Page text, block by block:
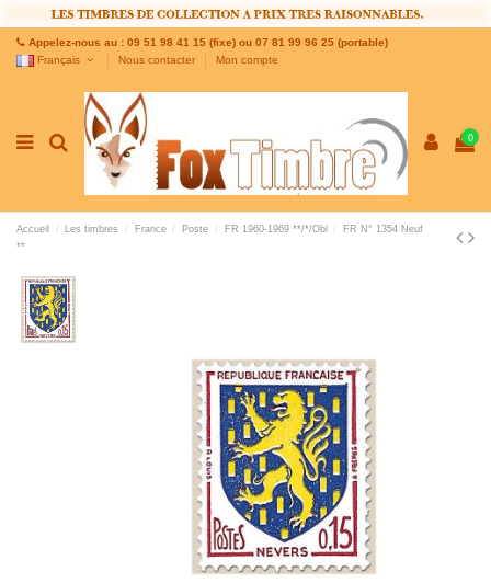
Appelez-nous au : 09 51 98 41 15 (fixe) ou 07 81 99 96 25 (portable)
Français
Nous contacter Mon compte
0
Accueil Les timbres France Poste FR 1960-1969 **/*/Obl
FR N° 1354 Neuf
**